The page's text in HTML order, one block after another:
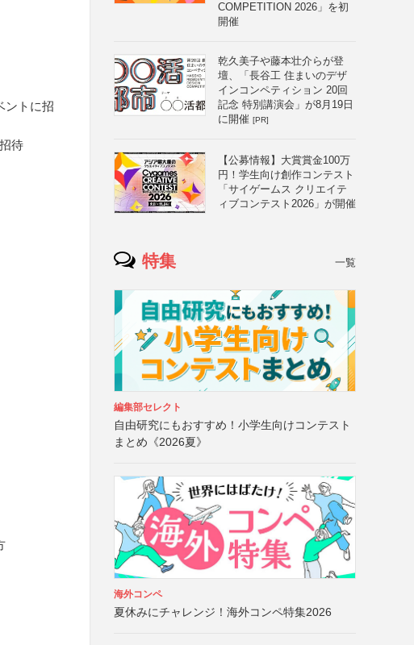
ントに招
待
COMPETITION 2026」を初
開催
乾久美子や藤本壮介らが登
壇、「長谷工 住まいのデザ
インコンペティション 20回
記念 特別講演会」が8月19日
に開催 [PR]
【公募情報】大賞賞金100万
円！学生向け創作コンテスト
「サイゲームス クリエイテ
ィブコンテスト2026」が開催
特集 一覧
編集部セレクト
自由研究にもおすすめ！小学生向けコンテスト
まとめ《2026夏》
海外コンペ
夏休みにチャレンジ！海外コンペ特集2026